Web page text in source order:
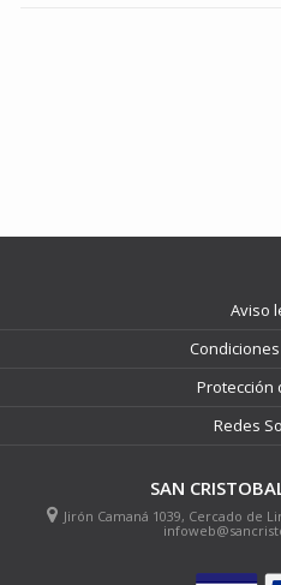
Aviso
Protección
Redes
SAN
Jirón Camaná 1039, Cercado de